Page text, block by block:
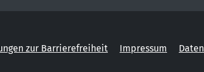
zur Barrierefreiheit Impressum